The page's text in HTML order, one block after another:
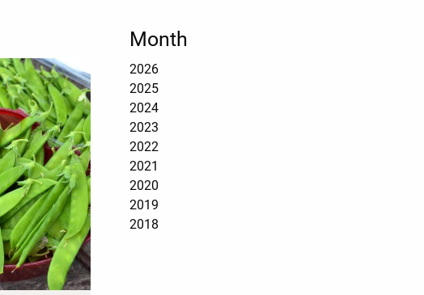
Month
2026
2025
2024
2023
2022
2021
2020
2019
2018